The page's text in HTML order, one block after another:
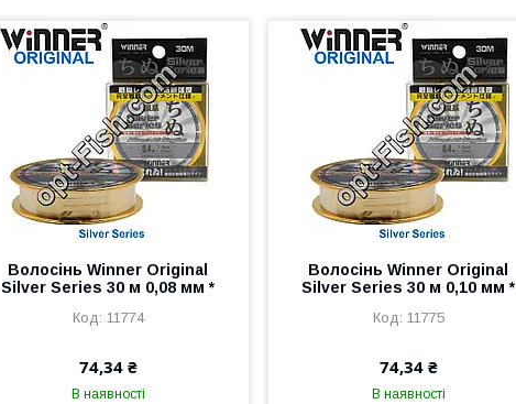
Волосінь Winner Original
Silver Series 30 м 0,08 мм *
11774
74,34 ₴
В наявності
Волосінь Winner Original
Silver Series 30 м 0,10 мм *
11775
74,34 ₴
В наявності